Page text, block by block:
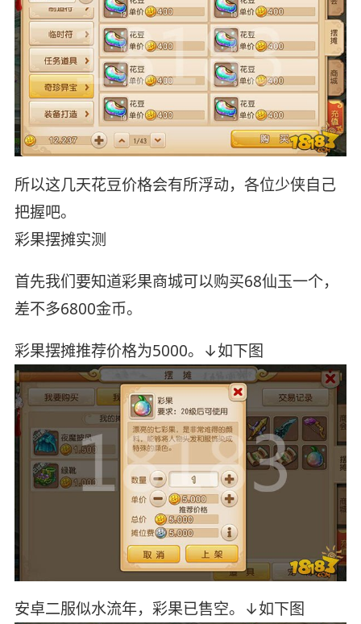
所以这几天花豆价格会有所浮动，各位少侠自己
把握吧。
彩果摆摊实测
首先我们要知道彩果商城可以购买68仙玉一个，
差不多6800金币。
彩果摆摊推荐价格为5000。↓如下图
安卓二服似水流年，彩果已售空。↓如下图